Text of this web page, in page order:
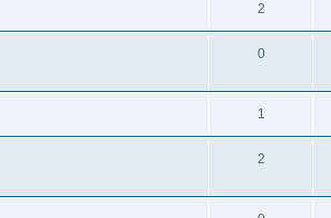
2
0
1
2